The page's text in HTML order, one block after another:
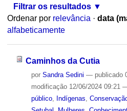
Filtrar os resultados
Ordenar por relevância · data
alfabeticamente
Caminhos da Cutia
por Sandra Sedini — publicado
modificação12/06/2024 09:21
público, Indígenas